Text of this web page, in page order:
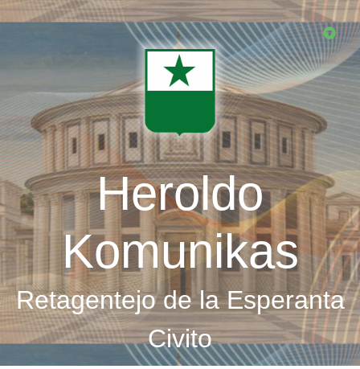
Skip
Heroldo
Komunikas
Retagentejo de la Esperanta
Civito